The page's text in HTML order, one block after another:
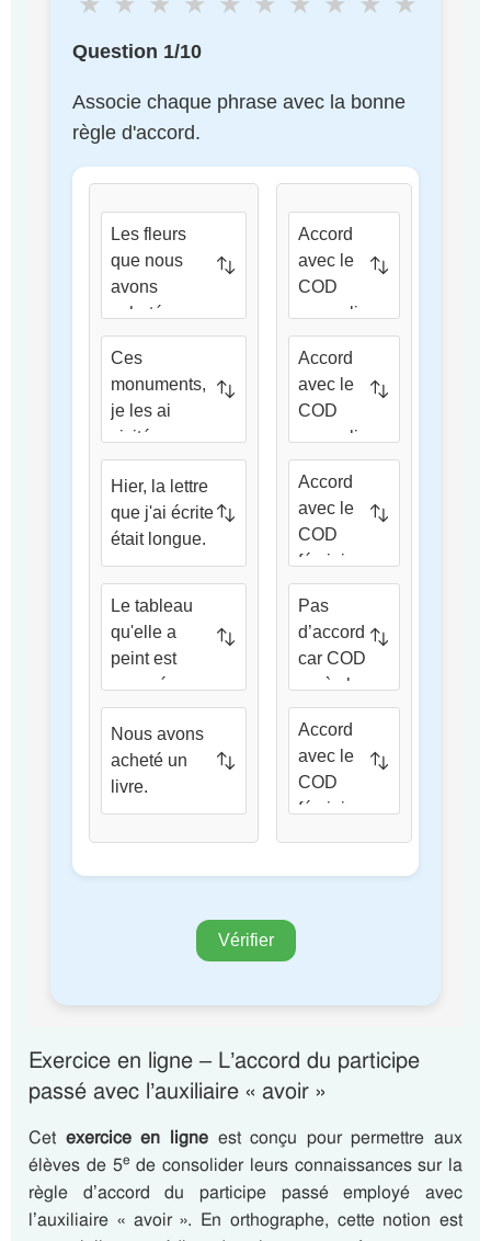
Exercice en ligne – L’accord du participe
passé avec l’auxiliaire « avoir »
Cet exercice en ligneest conçu pour permettre aux
élèves de 5e de consolider leurs connaissances sur la
règle d’accord du participe passé employé avec
l’auxiliaire « avoir ». En orthographe, cette notion est